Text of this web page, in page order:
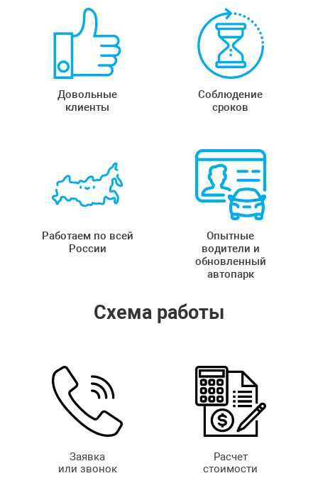
Довольные
клиенты
Соблюдение
сроков
Работаем по всей
России
Опытные
водители и
обновленный
автопарк
Схема работы
Заявка
или звонок
Расчет
стоимости